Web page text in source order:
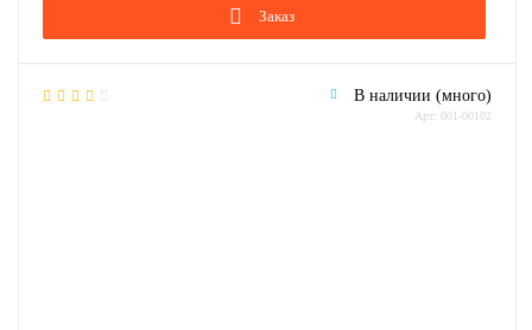
Заказ
В наличии (много)
Арт: 001-00102